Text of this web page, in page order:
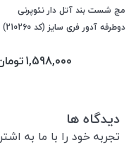
مچ شست بند آتل دار نئوپرنی
دوطرفه آدور فری سایز (کد 210260)
1,598,000
دیدگاه ها
تجربه خود را با ما به